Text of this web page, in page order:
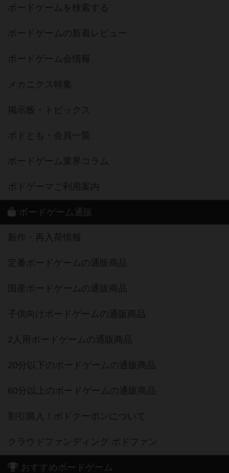
ボードゲームを検索する
ボードゲームの新着レビュー
ボードゲーム会情報
メカニクス特集
掲示板・トピックス
ボドとも・会員一覧
ボードゲーム業界コラム
ボドゲーマご利用案内
ボードゲーム通販
新作・再入荷情報
定番ボードゲームの通販商品
国産ボードゲームの通販商品
子供向けボードゲームの通販商品
2人用ボードゲームの通販商品
20分以下のボードゲームの通販商品
60分以上のボードゲームの通販商品
割引購入！ボドクーポンについて
クラウドファンディング ボドファン
おすすめボードゲーム